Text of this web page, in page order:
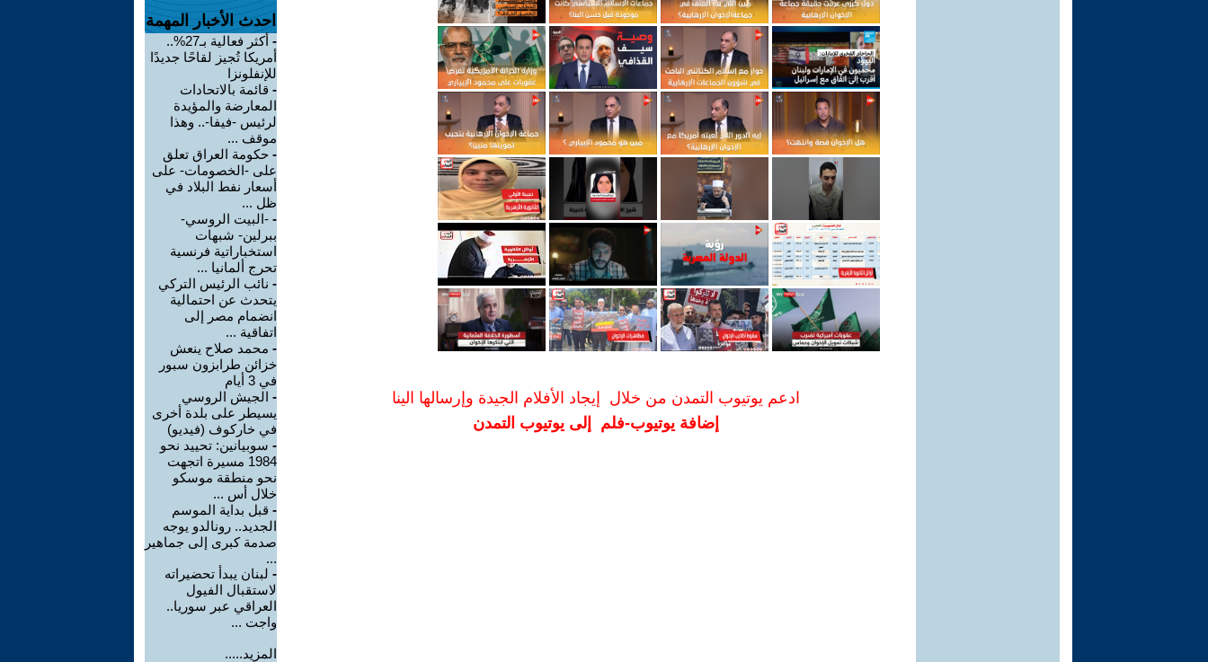
ادعم يوتيوب التمدن من خلال إيجاد الأفلام الجيدة وإرسالها الينا
إضافة يوتيوب-فلم إلى يوتيوب التمدن
احدث الأخبار المهمة
-
أكثر فعالية بـ27%..
أمريكا تُجيز لقاحًا جديدًا
للإنفلونزا
- قائمة بالاتحادات
المعارضة والمؤيدة
لرئيس -فيفا-.. وهذا
موقف ...
- حكومة العراق تعلق
على -الخصومات- على
أسعار نفط البلاد في
ظل ...
- -البيت الروسي-
ببرلين- شبهات
استخباراتية فرنسية
تحرج ألمانيا ...
- نائب الرئيس التركي
يتحدث عن احتمالية
انضمام مصر إلى
اتفاقية ...
- محمد صلاح ينعش
خزائن طرابزون سبور
في 3 أيام
- الجيش الروسي
يسيطر على بلدة أخرى
في خاركوف (فيديو)
- سوبيانين: تحييد نحو
1984 مسيرة اتجهت
نحو منطقة موسكو
خلال أس ...
- قبل بداية الموسم
الجديد.. رونالدو يوجه
صدمة كبرى إلى جماهير
...
- لبنان يبدأ تحضيراته
لاستقبال الفيول
العراقي عبر سوريا..
واجت ...
المزيد.....